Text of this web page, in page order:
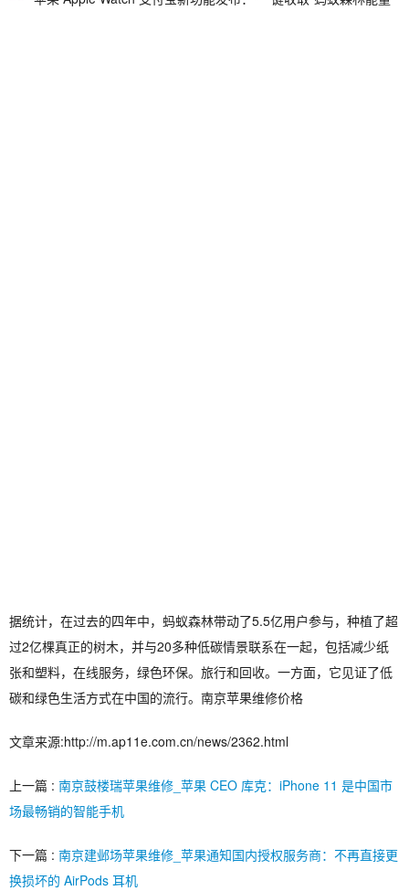
据统计，在过去的四年中，蚂蚁森林带动了5.5亿用户参与，种植了超
过2亿棵真正的树木，并与20多种低碳情景联系在一起，包括减少纸
张和塑料，在线服务，绿色环保。旅行和回收。一方面，它见证了低
碳和绿色生活方式在中国的流行。南京苹果维修价格
文章来源:http://m.ap11e.com.cn/news/2362.html
上一篇 : 南京鼓楼瑞苹果维修_苹果 CEO 库克：iPhone 11 是中国市
场最畅销的智能手机
下一篇 : 南京建邺场苹果维修_苹果通知国内授权服务商：不再直接更
换损坏的 AirPods 耳机